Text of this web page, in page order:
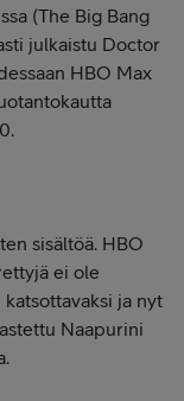
(The Big Bang
julkaistu Doctor
HBO Max
sisältöä. HBO
ei ole
ja nyt
Naapurini